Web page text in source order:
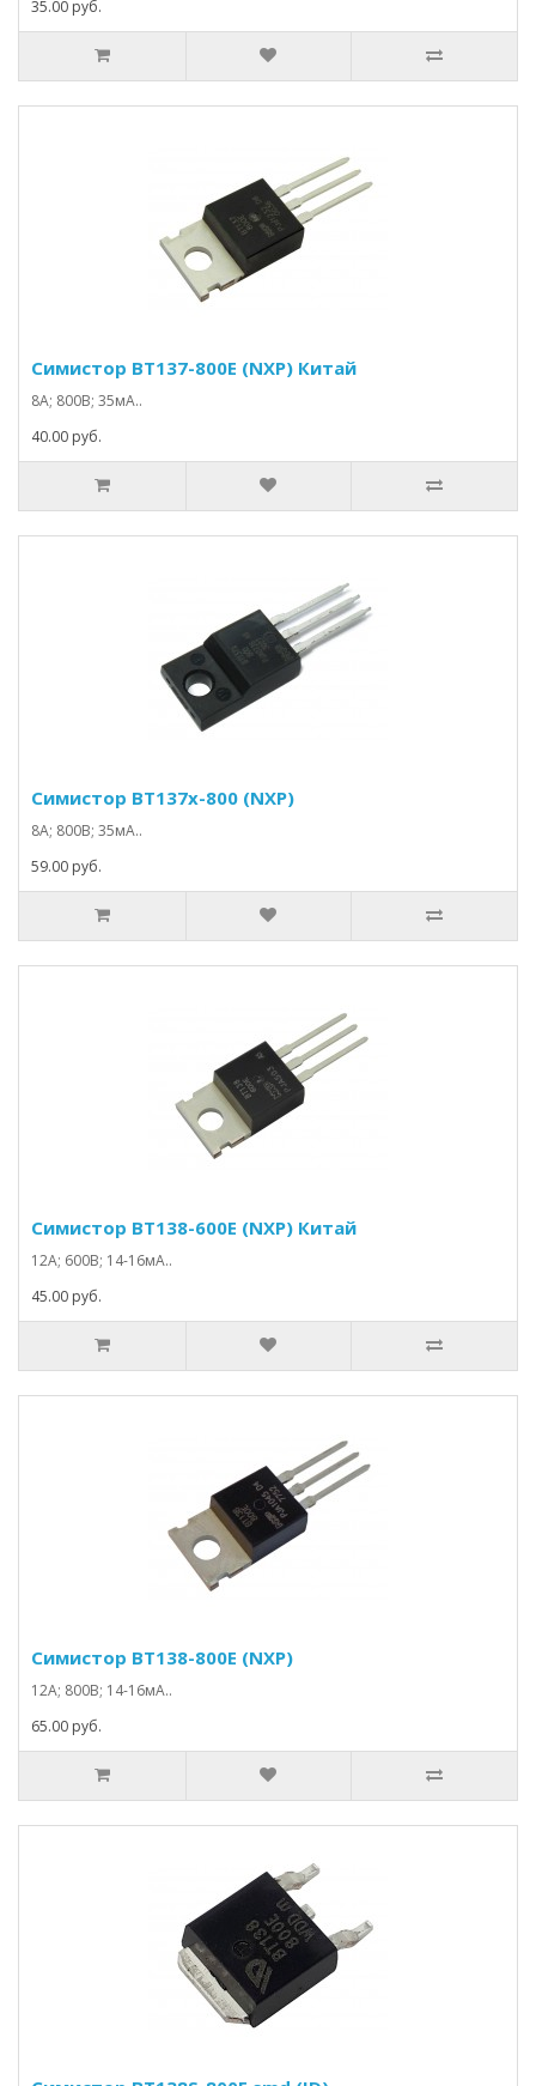
35.00 руб.
Симистор BT137-800E (NXP) Китай
8А; 800В; 35мА..
40.00 руб.
Симистор BT137x-800 (NXP)
8А; 800В; 35мА..
59.00 руб.
Симистор BT138-600E (NXP) Китай
12А; 600В; 14-16мА..
45.00 руб.
Симистор BT138-800E (NXP)
12А; 800В; 14-16мА..
65.00 руб.